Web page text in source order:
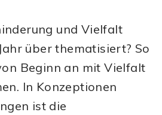
und Vielfalt
über thematisiert? So
Beginn an mit Vielfalt
In Konzeptionen
ist die